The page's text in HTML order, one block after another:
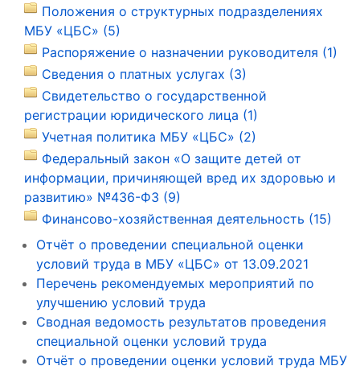
Положения о структурных подразделениях
МБУ «ЦБС» (5)
Распоряжение о назначении руководителя (1)
Сведения о платных услугах (3)
Свидетельство о государственной
регистрации юридического лица (1)
Учетная политика МБУ «ЦБС» (2)
Федеральный закон «О защите детей от
информации, причиняющей вред их здоровью и
развитию» №436-ФЗ (9)
Финансово-хозяйственная деятельность (15)
Отчёт о проведении специальной оценки
условий труда в МБУ «ЦБС» от 13.09.2021
Перечень рекомендуемых мероприятий по
улучшению условий труда
Сводная ведомость результатов проведения
специальной оценки условий труда
Отчёт о проведении оценки условий труда МБУ